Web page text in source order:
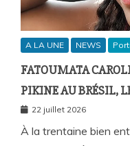
A LA UNE NEWS
FATOUMATA
PIKINE AU BRÉSIL,
COMME FIL D’UNE
FRONTIÈRES
22 juillet 2026
À la trentaine bien